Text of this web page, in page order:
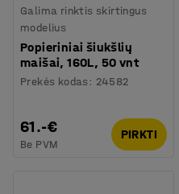
Galima rinktis skirtingus
modelius
Popieriniai šiukšlių
maišai, 160L, 50 vnt
Prekės kodas : 24582
61.-€
Be PVM
PIRKTI